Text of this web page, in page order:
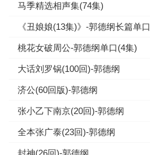
马季精选相声集(74集)
《丑娘娘(13集)》-郭德纲长篇单口
桃花女破周公-郭德纲单口(4集)
大话刘罗锅(100回)-郭德纲
济公(60回版)-郭德纲
张小乙下南京(20回)-郭德纲
全本张广泰(23回)-郭德纲